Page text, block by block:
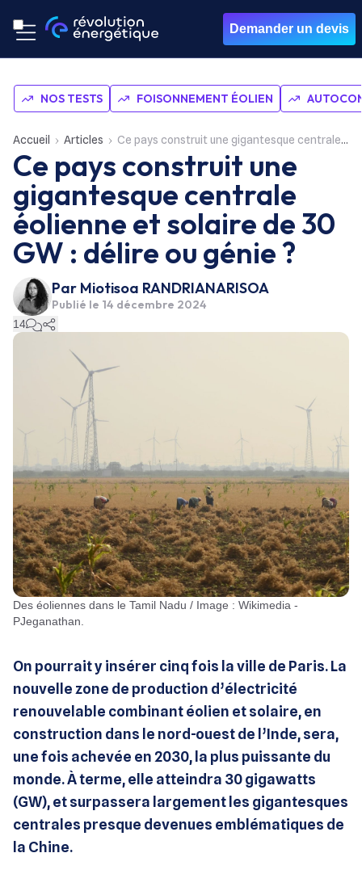
Demander un devis
NOS TESTS FOISONNEMENT ÉOLIEN
Accueil Articles Ce pays construit une gigantesque centrale éolienne et solaire de 30 GW : délire ou génie ?
Ce pays construit une
gigantesque centrale
éolienne et solaire de 30
GW : délire ou génie ?
Par Miotisoa RANDRIANARISOA
Publié le 14 décembre 2024
14
Des éoliennes dans le Tamil Nadu / Image : Wikimedia -
PJeganathan.
On pourrait y insérer cinq fois la ville de Paris. La
nouvelle zone de production d’électricité
renouvelable combinant éolien et solaire, en
construction dans le nord-ouest de l’Inde, sera,
une fois achevée en 2030, la plus puissante du
monde. À terme, elle atteindra 30 gigawatts
(GW), et surpassera largement les gigantesques
centrales presque devenues emblématiques de
la Chine.